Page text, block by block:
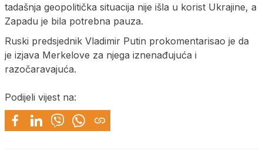
tadašnja geopolitička situacija nije išla u korist Ukrajine, a
Zapadu je bila potrebna pauza.
Ruski predsjednik Vladimir Putin prokomentarisao je da
je izjava Merkelove za njega iznenađujuća i
razočaravajuća.
Podijeli vijest na: